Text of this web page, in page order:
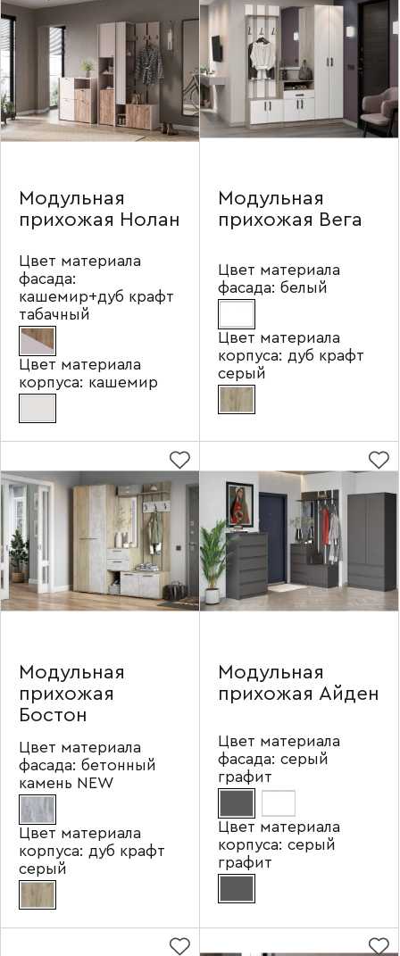
Модульная
прихожая Нолан
Цвет материала
фасада:
кашемир+дуб крафт
табачный
Цвет материала
корпуса: кашемир
Модульная
прихожая Вега
Цвет материала
фасада: белый
Цвет материала
корпуса: дуб крафт
серый
Модульная
прихожая
Бостон
Цвет материала
фасада: бетонный
камень NEW
Цвет материала
корпуса: дуб крафт
серый
Модульная
прихожая Айден
Цвет материала
фасада: серый
графит
Цвет материала
корпуса: серый
графит
Отправить
Согласен сполитикой конфиденциальности